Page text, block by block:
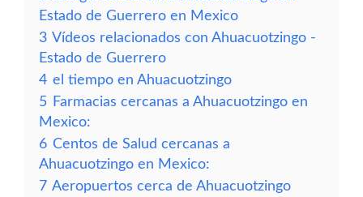
Estado de Guerrero en Mexico
3 Vídeos relacionados con Ahuacuotzingo -
Estado de Guerrero
4 el tiempo en Ahuacuotzingo
5 Farmacias cercanas a Ahuacuotzingo en
Mexico:
6 Centos de Salud cercanas a
Ahuacuotzingo en Mexico:
7 Aeropuertos cerca de Ahuacuotzingo